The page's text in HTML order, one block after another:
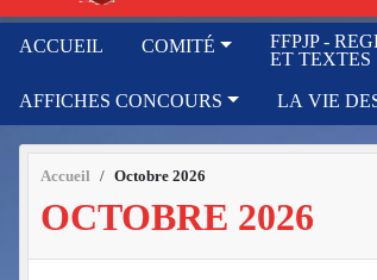
ACCUEIL COMITÉ
FFPJP -
ET TEXTES
AFFICHES CONCOURS LA VIE
Accueil Octobre 2026
OCTOBRE 2026